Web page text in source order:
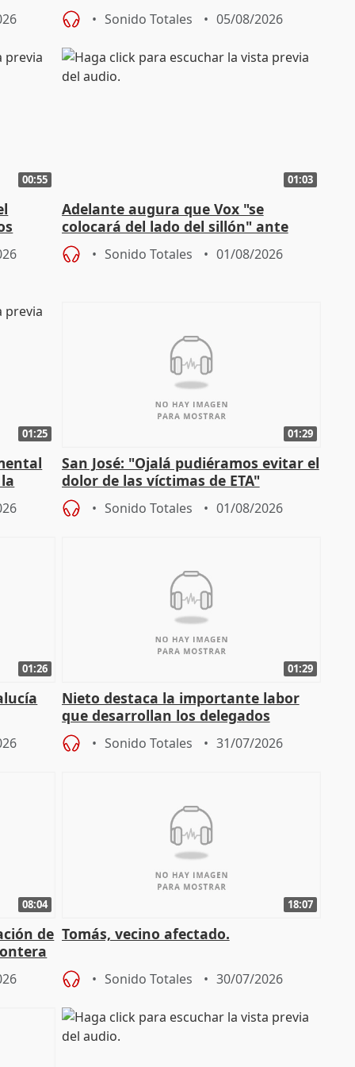
homofobia"
Sonido Totales 05/08/2026
00:55 01:03
Adelante augura que Vox "se
colocará del lado del sillón" ante
iniciativas de la oposición
Sonido Totales 01/08/2026
01:25 01:29
San José: "Ojalá pudiéramos evitar el
dolor de las víctimas de ETA"
Sonido Totales 01/08/2026
01:26 01:29
Nieto destaca la importante labor
que desarrollan los delegados
territoriales de la Junta
Sonido Totales 31/07/2026
08:04
de
18:07
Tomás, vecino afectado.
Sonido Totales 30/07/2026